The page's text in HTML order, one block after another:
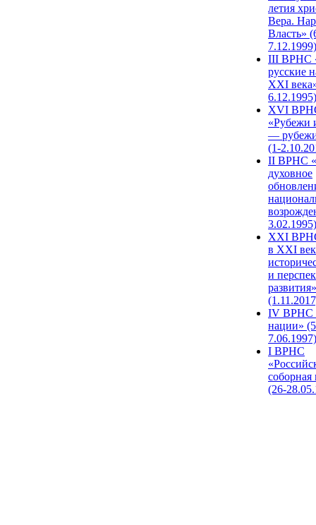
летия
Вера.
Власть»
7.12.1999)
III ВРНС
русские
XXI
6.12.1995)
XVI
«Рубежи
—
(1-
II ВРНС
духовное
3.02.1995)
XХI
в XXI
и
развития»
IV ВРНС
нации»
7.06.1997)
I ВРНС
(26-